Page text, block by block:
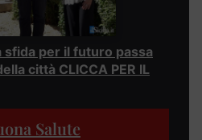
sfida per il futuro passa
città CLICCA PER IL
Salute